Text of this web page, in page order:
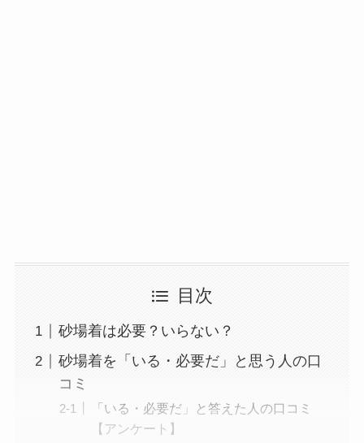
目次
砂場着は必要？いらない？
砂場着を「いる・必要だ」と思う人の口
コミ
「いる・必要だ」と答えた人の口コミ
【アンケート】